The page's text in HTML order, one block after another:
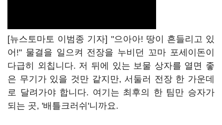
[뉴스토마토 이범종 기자] "으아아! 땅이 흔들리고 있
어!" 물결을 일으켜 전장을 누비던 꼬마 포세이돈이
다급히 외칩니다. 저 뒤에 있는 보물 상자를 열면 좋
은 무기가 있을 것만 같지만, 서둘러 전장 한 가운데
로 달려가야 합니다. 여기는 최후의 한 팀만 승자가
되는 곳, '배틀크러쉬'니까요.